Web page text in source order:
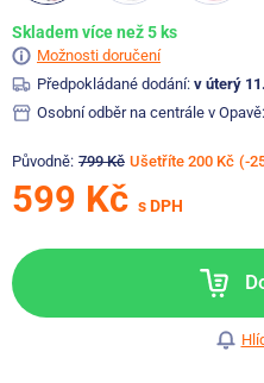
Skladem více než 5 ks
Možnosti doručení
Předpokládané dodání: v úterý
Osobní odběr na centrále v Opavě:
Původně: 799 Kč Ušetříte 200 Kč (-
599 Kč s DPH